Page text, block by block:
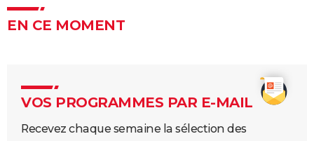
EN CE MOMENT
VOS PROGRAMMES PAR E-MAIL
Recevez chaque semaine la sélection des